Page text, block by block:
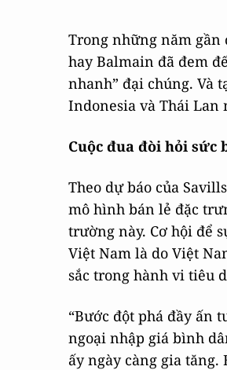
Trong những năm gần
hay Balmain đã đem
nhanh” đại chúng. Và
Indonesia và Thái Lan
Cuộc đua đòi hỏi sức
Theo dự báo của
mô hình bán lẻ đặc
trường này. Cơ hội để
Việt Nam là do Việt
sắc trong hành vi tiêu
“Bước đột phá đầy ấn
ngoại nhập giá bình
ấy ngày càng gia